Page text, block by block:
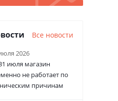
Все новости
2026
июля магазин
не работает по
причинам